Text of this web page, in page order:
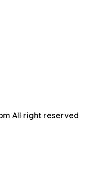
All right reserved